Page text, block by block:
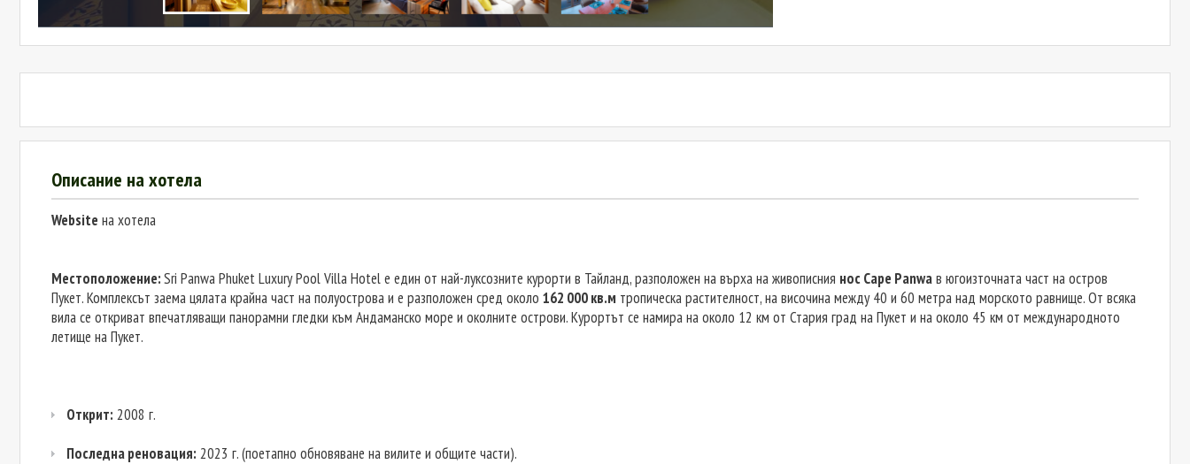
Описание на хотела
Website на хотела
Местоположение:Sri Panwa Phuket Luxury Pool Villa Hotel е един от най-луксозните курорти в Тайланд, разположен на върха на живописния нос Cape Panwaв югоизточната част на остров
Пукет. Комплексът заема цялата крайна част на полуострова и е разположен сред около 162 000 кв.м тропическа растителност, на височина между 40 и 60 метра над морското равнище. От всяка
вила се откриват впечатляващи панорамни гледки към Андаманско море и околните острови. Курортът се намира на около 12 км от Стария град на Пукет и на около 45 км от международното
летище на Пукет.
Открит: 2008 г.
Последна реновация: 2023 г. (поетапно обновяване на вилите и общите части).